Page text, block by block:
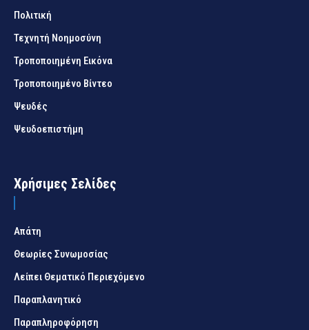
Πολιτική
Τεχνητή Νοημοσύνη
Τροποποιημένη Εικόνα
Τροποποιημένο Βίντεο
Ψευδές
Ψευδοεπιστήμη
Χρήσιμες Σελίδες
Απάτη
Θεωρίες Συνωμοσίας
Λείπει Θεματικό Περιεχόμενο
Παραπλανητικό
Παραπληροφόρηση